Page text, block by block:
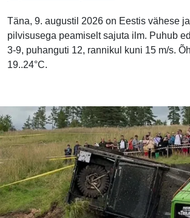
Täna, 9. augustil 2026 on Eestis vähese
pilvisusega peamiselt sajuta ilm. Puhub
3-9, puhanguti 12, rannikul kuni 15 m/s.
19..24°C.